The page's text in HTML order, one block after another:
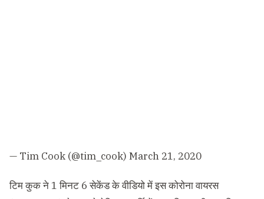
— Tim Cook (@tim_cook) March 21, 2020
टिम कुक ने 1 मिनट 6 सेकेंड के वीडियो में इस कोरोना वायरस